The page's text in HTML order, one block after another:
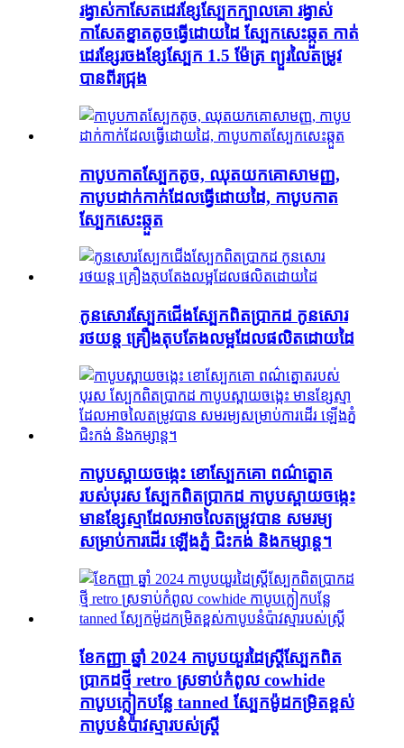
រង្វាស់កាសែតដេរខ្សែស្បែកក្បាលគោ រង្វាស់
កាសែតខ្នាតតូចធ្វើដោយដៃ ស្បែកសេះឆ្កួត កាត់
ដេរខ្សែរចងខ្សែស្បែក 1.5 ម៉ែត្រ ព្យួរលៃតម្រូវ
បានពីរជ្រុង
កាបូប​កាត​ស្បែក​តូច​, ឈុត​យក​គោ​សាមញ្ញ​,
កាបូប​ដាក់​កាក់​ដែល​ធ្វើ​ដោយ​ដៃ, កាបូប​កាត​
ស្បែក​សេះ​ឆ្កួត
កូនសោរស្បែកជើងស្បែកពិតប្រាកដ កូនសោរ
រថយន្ត គ្រឿងតុបតែងលម្អដែលផលិតដោយដៃ
កាបូបស្ពាយចង្កេះ ខោស្បែកគោ ពណ៌ត្នោត
របស់បុរស ស្បែកពិតប្រាកដ កាបូបស្ពាយចង្កេះ
មានខ្សែស្មាដែលអាចលៃតម្រូវបាន សមរម្យ
សម្រាប់ការដើរ ឡើងភ្នំ ជិះកង់ និងកម្សាន្ត។
ខែកញ្ញា ឆ្នាំ 2024 កាបូបយួរដៃស្ត្រីស្បែកពិត
ប្រាកដថ្មី retro ស្រទាប់កំពូល cowhide
កាបូបក្លៀកបន្លែ tanned ស្បែកម៉ូដកម្រិតខ្ពស់
កាបូបនំប៉ាវស្មារបស់ស្ត្រី